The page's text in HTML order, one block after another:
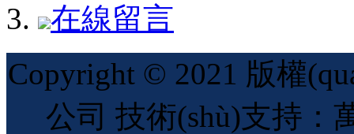
在線留言
Copyright © 2021 版權
公司 技術(shù)支持